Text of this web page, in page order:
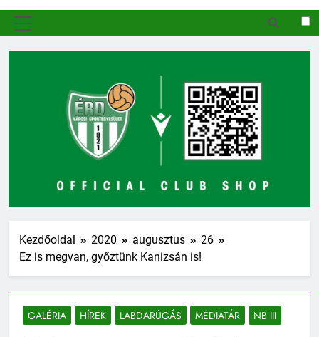
Kezdőoldal 2020 augusztus
26
Ez is megvan, győztünk Kanizsán is!
GALÉRIA HÍREK LABDARÚGÁS MÉDIATÁR NB III